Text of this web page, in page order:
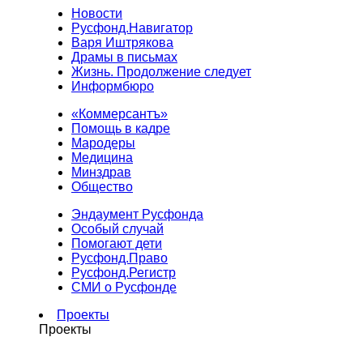
Новости
Русфонд.Навигатор
Варя Иштрякова
Драмы в письмах
Жизнь. Продолжение следует
Информбюро
«Коммерсантъ»
Помощь в кадре
Мародеры
Медицина
Минздрав
Общество
Эндаумент Русфонда
Особый случай
Помогают дети
Русфонд.Право
Русфонд.Регистр
СМИ о Русфонде
Проекты
Проекты